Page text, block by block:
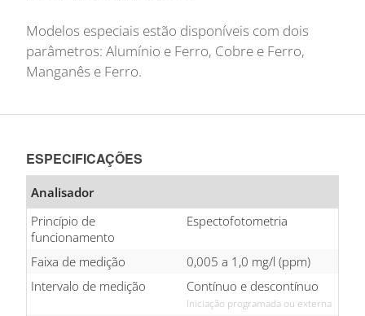
Modelos especiais estão disponíveis com dois
parâmetros: Alumínio e Ferro, Cobre e Ferro,
Manganês e Ferro.
ESPECIFICAÇÕES
Analisador
Princípio de
funcionamento
Espectofotometria
Faixa de medição
0,005 a 1,0 mg/l (ppm)
Intervalo de medição
Contínuo e descontínuo
Iniciação programada ou externa